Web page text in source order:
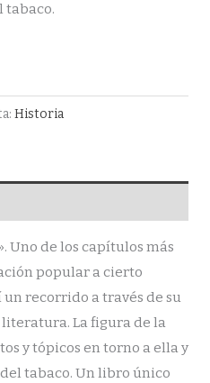
tabaco.
Historia
Uno de los capítulos más
popular a cierto
recorrido a través de su
literatura. La figura de la
y tópicos en torno a ella y
tabaco. Un libro único